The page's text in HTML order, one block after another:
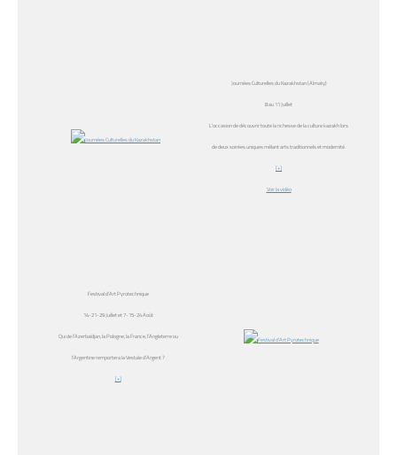
Journées Culturelles du Kazakhstan (Almaty)
8 au 11 Juillet
L’occasion de découvrir toute la richesse de la culture kazakh lors
de deux soirées uniques mêlant arts traditionnels et modernité.
[+]
Voir la vidéo
Festival d’Art Pyrotechnique
14-21-29 Juillet et 7-15-24 Août
Qui de l’Azerbaïdjan, la Pologne, la France, l’Angleterre ou
l’Argentine remportera la Vestale d’Argent ?
[+]